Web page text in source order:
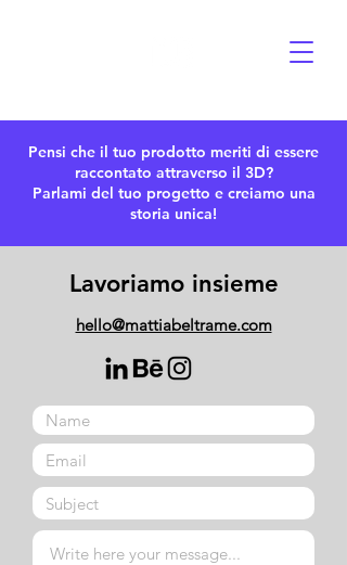
Pensi che il tuo prodotto meriti di essere
raccontato attraverso il 3D?
Parlami del tuo progetto e creiamo una
storia unica!
Lavoriamo insieme
hello@mattiabeltrame.com